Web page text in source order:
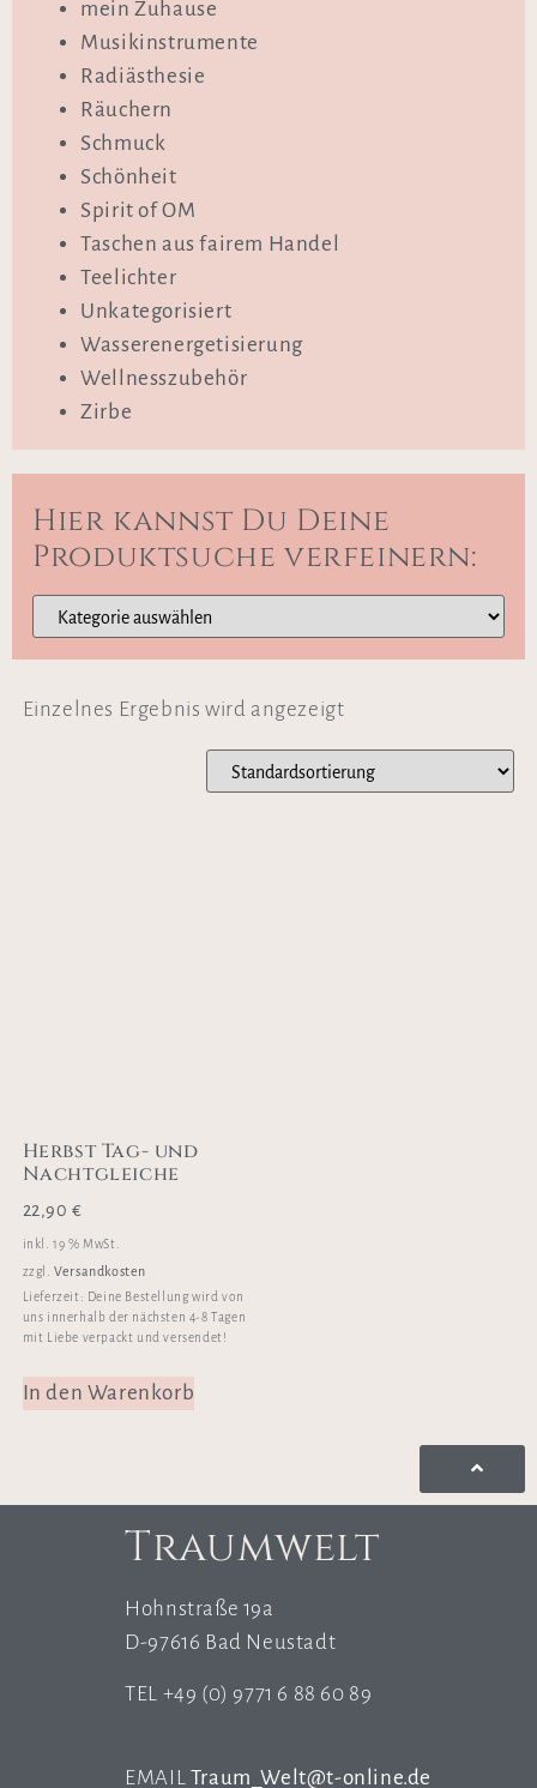
mein Zuhause
Musikinstrumente
Radiästhesie
Räuchern
Schmuck
Schönheit
Spirit of OM
Taschen aus fairem Handel
Teelichter
Unkategorisiert
Wasserenergetisierung
Wellnesszubehör
Zirbe
Hier kannst Du Deine
Produktsuche verfeinern:
Einzelnes Ergebnis wird angezeigt
Herbst Tag- und
Nachtgleiche
22,90€
inkl. 19 % MwSt.
zzgl.Versandkosten
Lieferzeit: Deine Bestellung wird von
uns innerhalb der nächsten 4-8 Tagen
mit Liebe verpackt und versendet!
In den Warenkorb
Traumwelt
Hohnstraße 19a
D-97616 Bad Neustadt
TEL +49 (0) 9771 6 88 60 89
EMAIL Traum_Welt@t-online.de